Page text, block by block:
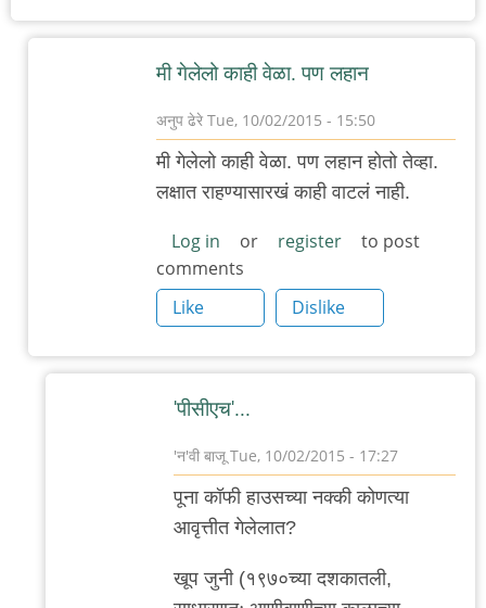
मी गेलेलो काही वेळा. पण लहान
अनुप ढेरे Tue, 10/02/2015 - 15:50
In
डेक्कनला
असलेल्या
(कै)
पूना
by
मी गेलेलो काही वेळा. पण लहान होतो तेव्हा.
लक्षात राहण्यासारखं काही वाटलं नाही.
Log in or register
to post
comments
Like
Dislike
'पीसीएच'...
'न'वी बाजूTue, 10/02/2015 - 17:27
In
reply
मी
पूना कॉफी हाउसच्या नक्की कोणत्या
आवृत्तीत गेलेलात?
खूप जुनी (१९७०च्या दशकातली,